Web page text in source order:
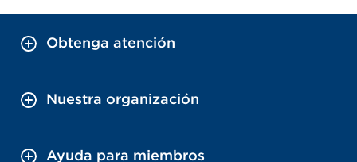
Obtenga atención
Nuestra organización
Ayuda para miembros